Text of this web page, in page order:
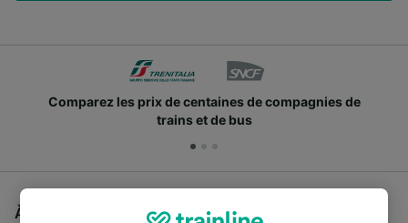
Comparez les prix de centaines de compagnies de
trains et de bus
À la recherche d'un bus de Teramo à Ascoli Piceno,